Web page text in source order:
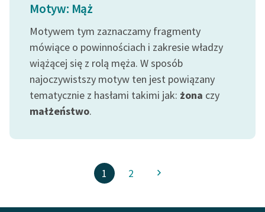
Motyw: Mąż
Motywem tym zaznaczamy fragmenty
mówiące o powinnościach i zakresie władzy
wiążącej się z rolą męża. W sposób
najoczywistszy motyw ten jest powiązany
tematycznie z hasłami takimi jak: żona czy
małżeństwo.
1 2